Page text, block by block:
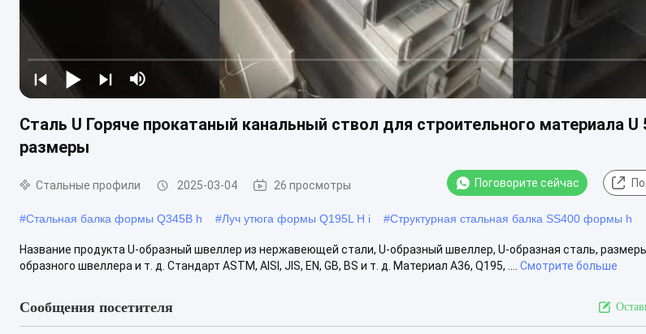
Сталь U Горяче прокатаный канальный ствол для строительного материала U
размеры
Стальные профили 2025-03-04 26 просмотры Поговорите сейчас
#Стальная балка формы Q345B h #Луч утюга формы Q195L H i #Структурная стальная балка SS400 формы h
Название продукта U-образный швеллер из нержавеющей стали, U-образный швеллер, U-образная сталь,
образного швеллера и т. д. Стандарт ASTM, AISI, JIS, EN, GB, BS и т. д. Материал A36, Q195, ....
Смотрите больше
Сообщения посетителя